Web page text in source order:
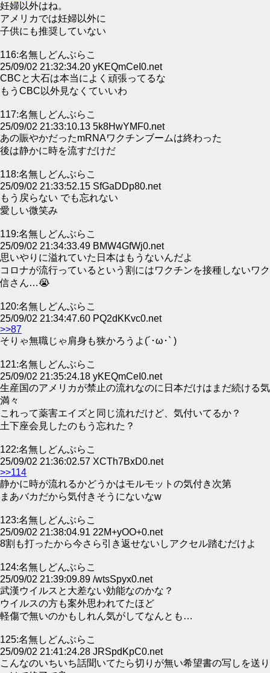
妊婦以外はね。
アメリカでは妊婦以外に
子供にも推奨していない
116:名無しどんぶらこ
25/09/02 21:32:34.20 yKEQmCeI0.net
CBCと大石は本当によく頑張ってるな
もうCBC以外見なくていいわ
117:名無しどんぶらこ
25/09/02 21:33:10.13 5k8HwYMF0.net
あの賑やかだったmRNAワクチンブームは終わった
後は静かに時を流すだけだ
118:名無しどんぶらこ
25/09/02 21:33:52.15 SfGaDDp80.net
もう戻らない でも忘れない
愛しい微笑み
119:名無しどんぶらこ
25/09/02 21:34:33.49 BMW4GfWj0.net
思いやりに溢れていた日本はもうないんだよ
コロナが流行っているという割にはワクチンを接種しないワク
信さん…😭
120:名無しどんぶらこ
25/09/02 21:34:47.60 PQ2dKKvc0.net
>>87
そりゃ無職じゃ肩身も狭かろうよ(´･ω･` )
121:名無しどんぶらこ
25/09/02 21:35:24.18 yKEQmCeI0.net
生産国のアメリカが禁止の流れなのに日本だけはまだ続ける気
満々
これって薬害エイズと同じ流れだけど、気付いてるか？
土下座会見したのもう忘れた？
122:名無しどんぶらこ
25/09/02 21:36:02.57 XCTh7BxD0.net
>>114
静かに時が流れるかどうかはモルモットの気付き次第
まあバカだから気付きそうにないなw
123:名無しどんぶらこ
25/09/02 21:38:04.91 22M+yOO+0.net
8割も打ったから今さら引き返せないしアクセル踏むだけよ
124:名無しどんぶらこ
25/09/02 21:39:09.89 /wtsSpyx0.net
武漢ウイルスと大差ない効能なのかな？
ウイルスの方も案外思われてたほど
軽傷で無いのかもしれん気がしてなんとも…
125:名無しどんぶらこ
25/09/02 21:41:24.28 JRSpdKpC0.net
こんなのいちいち話聞いてたら切りが無い希望書の写しを送り